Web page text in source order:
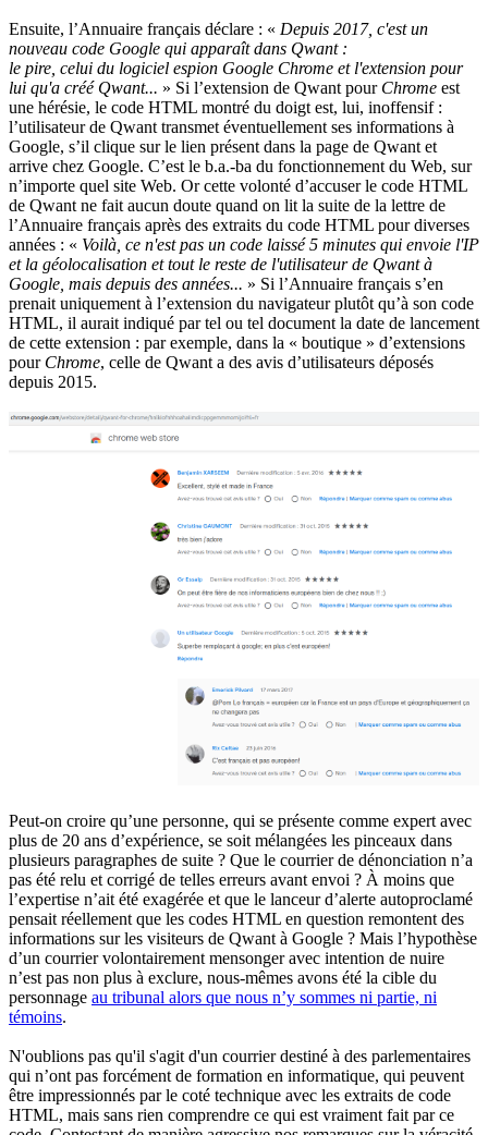
Ensuite, l’Annuaire français déclare : « Depuis 2017, c'est un
nouveau code Google qui apparaît dans Qwant :
le pire, celui du logiciel espion Google Chrome et l'extension pour
lui qu'a créé Qwant... » Si l’extension de Qwant pour Chrome est
une hérésie, le code HTML montré du doigt est, lui, inoffensif :
l’utilisateur de Qwant transmet éventuellement ses informations à
Google, s’il clique sur le lien présent dans la page de Qwant et
arrive chez Google. C’est le b.a.-ba du fonctionnement du Web, sur
n’importe quel site Web. Or cette volonté d’accuser le code HTML
de Qwant ne fait aucun doute quand on lit la suite de la lettre de
l’Annuaire français après des extraits du code HTML pour diverses
années : « Voilà, ce n'est pas un code laissé 5 minutes qui envoie l'IP
et la géolocalisation et tout le reste de l'utilisateur de Qwant à
Google, mais depuis des années... » Si l’Annuaire français s’en
prenait uniquement à l’extension du navigateur plutôt qu’à son code
HTML, il aurait indiqué par tel ou tel document la date de lancement
de cette extension : par exemple, dans la « boutique » d’extensions
pour Chrome, celle de Qwant a des avis d’utilisateurs déposés
depuis 2015.
Peut-on croire qu’une personne, qui se présente comme expert avec
plus de 20 ans d’expérience, se soit mélangées les pinceaux dans
plusieurs paragraphes de suite ? Que le courrier de dénonciation n’a
pas été relu et corrigé de telles erreurs avant envoi ? À moins que
l’expertise n’ait été exagérée et que le lanceur d’alerte autoproclamé
pensait réellement que les codes HTML en question remontent des
informations sur les visiteurs de Qwant à Google ? Mais l’hypothèse
d’un courrier volontairement mensonger avec intention de nuire
n’est pas non plus à exclure, nous-mêmes avons été la cible du
personnage au tribunal alors que nous n’y sommes ni partie, ni
témoins.
N'oublions pas qu'il s'agit d'un courrier destiné à des parlementaires
qui n’ont pas forcément de formation en informatique, qui peuvent
être impressionnés par le coté technique avec les extraits de code
HTML, mais sans rien comprendre ce qui est vraiment fait par ce